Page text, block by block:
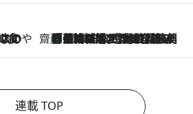
齋藤 薫 美容脳ルネサンス
2026.8.6
「荷物が増えるほど旅ストレスは増す」美容ジャーナリストがたどり着いた最終結論。“化粧品を劇的に減らす”感動の凝縮美容とは
連載 TOP